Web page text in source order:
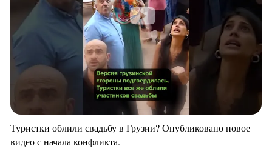
Туристки облили свадьбу в Грузии? Опубликовано новое
видео с начала конфликта.